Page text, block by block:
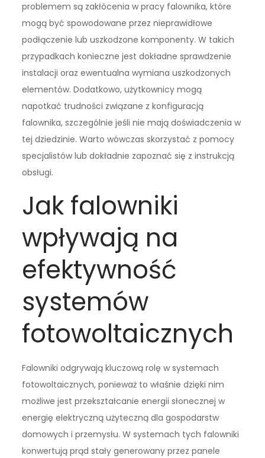
problemem są zakłócenia w pracy falownika, które
mogą być spowodowane przez nieprawidłowe
podłączenie lub uszkodzone komponenty. W takich
przypadkach konieczne jest dokładne sprawdzenie
instalacji oraz ewentualna wymiana uszkodzonych
elementów. Dodatkowo, użytkownicy mogą
napotkać trudności związane z konfiguracją
falownika, szczególnie jeśli nie mają doświadczenia w
tej dziedzinie. Warto wówczas skorzystać z pomocy
specjalistów lub dokładnie zapoznać się z instrukcją
obsługi.
Jak falowniki
wpływają na
efektywność
systemów
fotowoltaicznych
Falowniki odgrywają kluczową rolę w systemach
fotowoltaicznych, ponieważ to właśnie dzięki nim
możliwe jest przekształcanie energii słonecznej w
energię elektryczną użyteczną dla gospodarstw
domowych i przemysłu. W systemach tych falowniki
konwertują prąd stały generowany przez panele